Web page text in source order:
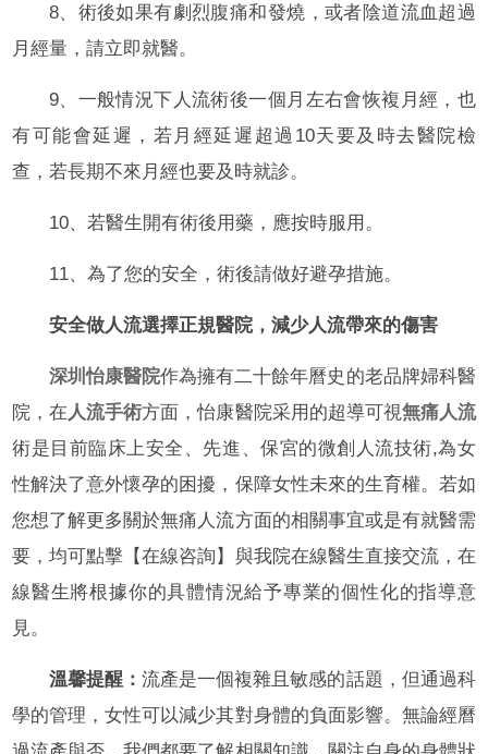
8、術後如果有劇烈腹痛和發燒，或者陰道流血超過
月經量，請立即就醫。
9、一般情況下人流術後一個月左右會恢複月經，也
有可能會延遲，若月經延遲超過10天要及時去醫院檢
查，若長期不來月經也要及時就診。
10、若醫生開有術後用藥，應按時服用。
11、為了您的安全，術後請做好避孕措施。
安全做人流選擇正規醫院，減少人流帶來的傷害
深圳怡康醫院作為擁有二十餘年曆史的老品牌婦科醫
院，在人流手術方面，怡康醫院采用的超導可視無痛人流
術是目前臨床上安全、先進、保宮的微創人流技術,為女
性解決了意外懷孕的困擾，保障女性未來的生育權。若如
您想了解更多關於無痛人流方面的相關事宜或是有就醫需
要，均可點擊【在線咨詢】與我院在線醫生直接交流，在
線醫生將根據你的具體情況給予專業的個性化的指導意
見。
溫馨提醒：流產是一個複雜且敏感的話題，但通過科
學的管理，女性可以減少其對身體的負面影響。無論經曆